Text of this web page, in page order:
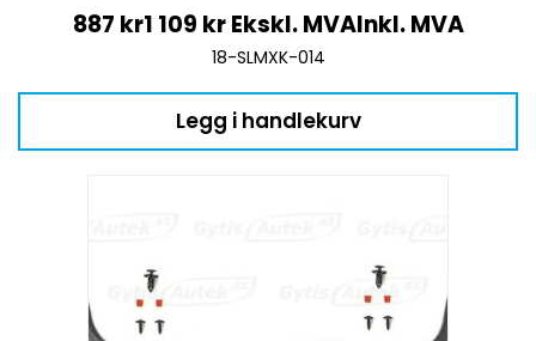
887 kr1 109 kr Ekskl. MVAInkl. MVA
18-SLMXK-014
Legg i handlekurv